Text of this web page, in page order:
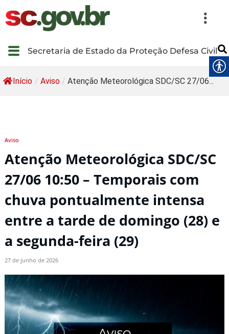
Secretaria de Estado da Proteção Defesa Civil
Início / Aviso / Atenção Meteorológica SDC/SC 27/06...
Aviso
Atenção Meteorológica SDC/SC
27/06 10:50 – Temporais com
chuva pontualmente intensa
entre a tarde de domingo (28) e
a segunda-feira (29)
27 de junho de 2026